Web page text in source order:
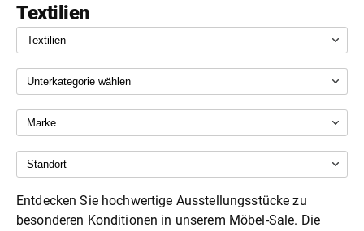
News
Sale
Standorte
Service
Shop
Textilien
Entdecken Sie hochwertige Ausstellungsstücke zu
besonderen Konditionen in unserem Möbel-Sale. Die